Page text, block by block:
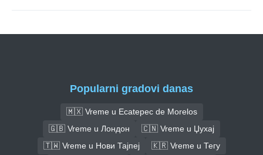
Popularni gradovi danas
🇲🇽 Vreme u Ecatepec de Morelos
🇬🇧 Vreme u Лондон
🇨🇳 Vreme u Џухај
🇹🇼 Vreme u Нови Тајпеј
🇰🇷 Vreme u Тегу